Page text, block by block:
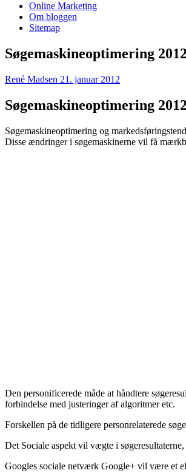
Online Marketing
Om bloggen
Sitemap
Søgemaskineoptimering 2012
René Madsen 21. januar 2012
Søgemaskineoptimering 2012
Søgemaskineoptimering og
Disse ændringer i søgemaskinerne vil få
Den personificerede måde at håndtere
forbindelse med justeringer af algoritmer etc.
Forskellen på de tidligere personrelaterede
Det Sociale aspekt vil vægte i
Googles sociale netværk Google+ vil være et